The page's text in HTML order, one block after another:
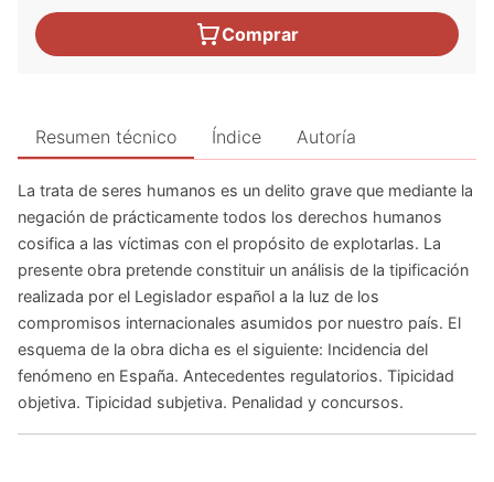
Comprar
Resumen técnico Índice Autoría
La trata de seres humanos es un delito grave que mediante la
negación de prácticamente todos los derechos humanos
cosifica a las víctimas con el propósito de explotarlas. La
presente obra pretende constituir un análisis de la tipificación
realizada por el Legislador español a la luz de los
compromisos internacionales asumidos por nuestro país. El
esquema de la obra dicha es el siguiente: Incidencia del
fenómeno en España. Antecedentes regulatorios. Tipicidad
objetiva. Tipicidad subjetiva. Penalidad y concursos.